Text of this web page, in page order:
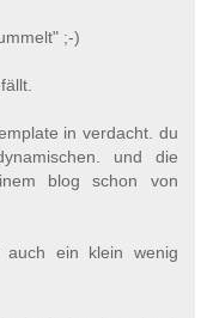
;-)
in verdacht. du
und die
blog schon von
ein klein wenig